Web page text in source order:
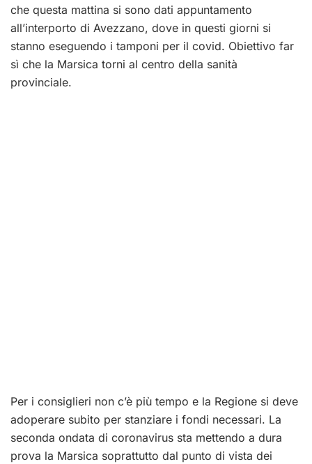
che questa mattina si sono dati appuntamento
all’interporto di Avezzano, dove in questi giorni si
stanno eseguendo i tamponi per il covid. Obiettivo far
sì che la Marsica torni al centro della sanità
provinciale.
Per i consiglieri non c’è più tempo e la Regione si deve
adoperare subito per stanziare i fondi necessari. La
seconda ondata di coronavirus sta mettendo a dura
prova la Marsica soprattutto dal punto di vista dei